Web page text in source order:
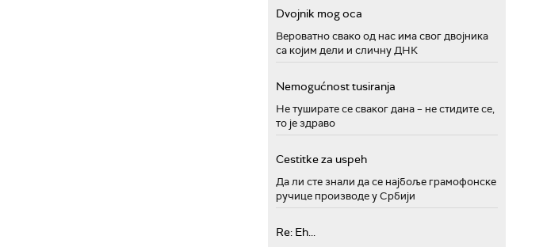
Dvojnik mog oca
Вероватно свако од нас има свог двојника
са којим дели и сличну ДНК
Nemogućnost tusiranja
Не туширате се сваког дана – не стидите се,
то је здраво
Cestitke za uspeh
Да ли сте знали да се најбоље грамофонске
ручице производе у Србији
Re: Eh...